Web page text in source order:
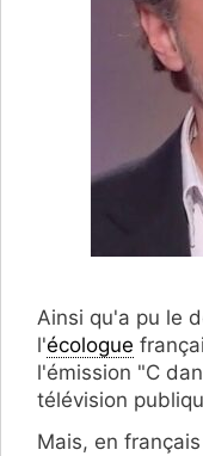
Ainsi qu'a pu le
l'écologue
l'émission "C
télévision
Mais, en